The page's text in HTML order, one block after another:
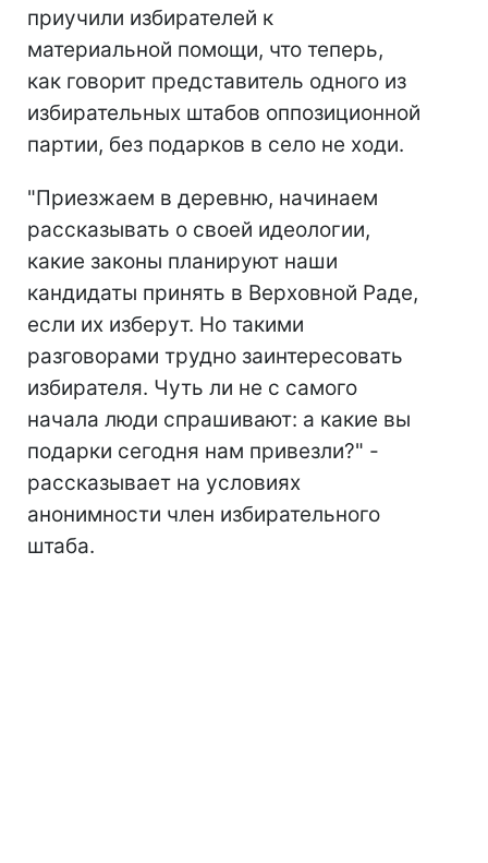
приучили избирателей к
материальной помощи, что теперь,
как говорит представитель одного из
избирательных штабов оппозиционной
партии, без подарков в село не ходи.
"Приезжаем в деревню, начинаем
рассказывать о своей идеологии,
какие законы планируют наши
кандидаты принять в Верховной Раде,
если их изберут. Но такими
разговорами трудно заинтересовать
избирателя. Чуть ли не с самого
начала люди спрашивают: а какие вы
подарки сегодня нам привезли?" -
рассказывает на условиях
анонимности член избирательного
штаба.